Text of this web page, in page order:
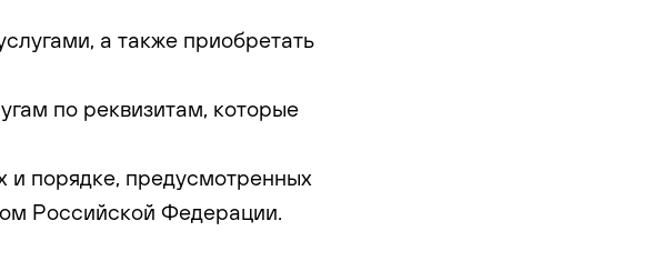
а также приобретать
по реквизитам, которые
и порядке, предусмотренных
Российской Федерации.